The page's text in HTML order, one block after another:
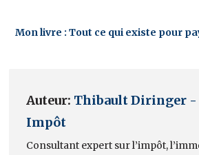
Mon livre : Tout ce qui existe pour
Auteur: Thibault Diringer -
Impôt
Consultant expert sur l’impôt,